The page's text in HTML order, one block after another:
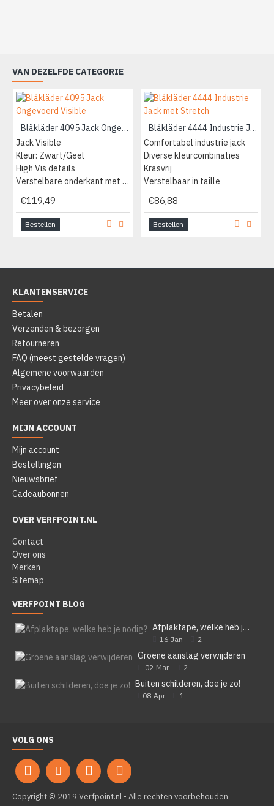
VAN DEZELFDE CATEGORIE
Blåkläder 4095 Jack Ongevoerd Visible
Jack Visible
Kleur: Zwart/Geel
High Vis details
Verstelbare onderkant met knopen
€119,49
Bestellen
Blåkläder 4444 Industrie Jack met Stretch
Comfortabel industrie jack
Diverse kleurcombinaties
Krasvrij
Verstelbaar in taille
€86,88
Bestellen
KLANTENSERVICE
Betalen
Verzenden & bezorgen
Retourneren
FAQ (meest gestelde vragen)
Algemene voorwaarden
Privacybeleid
Meer over onze service
MIJN ACCOUNT
Mijn account
Bestellingen
Nieuwsbrief
Cadeaubonnen
OVER VERFPOINT.NL
Contact
Over ons
Merken
Sitemap
VERFPOINT BLOG
Afplaktape, welke heb je nodig?
16 Jan 2
Groene aanslag verwijderen
02 Mar 2
Buiten schilderen, doe je zo!
08 Apr 1
VOLG ONS
Copyright © 2019 Verfpoint.nl - Alle rechten voorbehouden